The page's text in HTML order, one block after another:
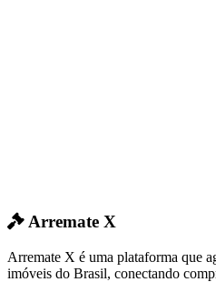
Arremate X
Arremate X é uma plataforma que
imóveis do Brasil, conectando